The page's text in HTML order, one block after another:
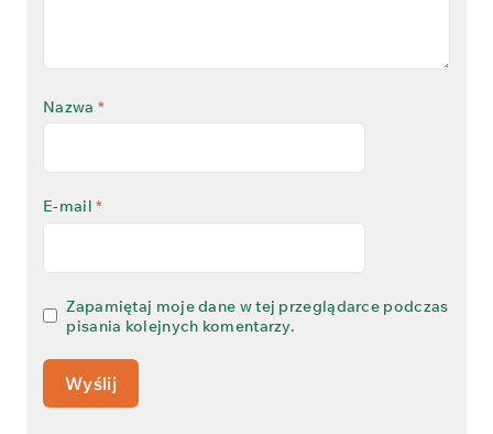
Nazwa *
E-mail*
Zapamiętaj moje dane w tej przeglądarce podczas
pisania kolejnych komentarzy.